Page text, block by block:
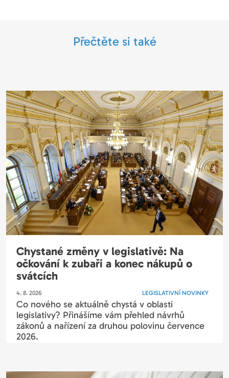
Přečtěte si také
Chystané změny v legislativě: Na
očkování k zubaři a konec nákupů o
svátcích
4. 8. 2026 LEGISLATIVNÍ NOVINKY
Co nového se aktuálně chystá v oblasti
legislativy? Přinášíme vám přehled návrhů
zákonů a nařízení za druhou polovinu července
2026.